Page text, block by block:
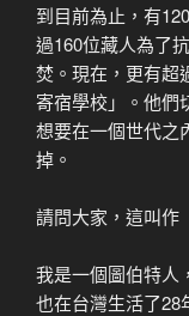
到目前為止，有
過160位藏人為了
焚。現在，更有超
寄宿學校」。他們
想要在一個世代之
掉。
請問大家，這叫作
我是一個圖伯特人
也在台灣生活了28